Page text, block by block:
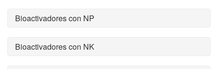
Bioactivadores con NP
Bioactivadores con NK